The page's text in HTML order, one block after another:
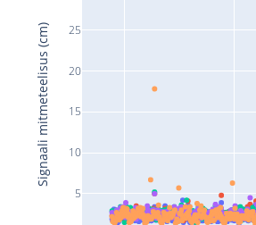
5
10
15
20
25
Signaali mitmeteelisus (cm)